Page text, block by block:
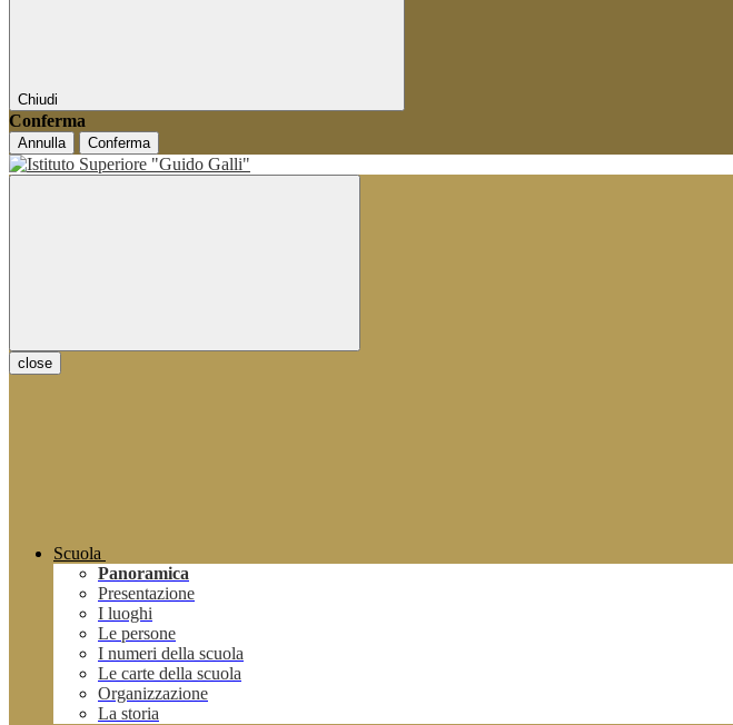
Chiudi
Conferma
Annulla Conferma
close
Scuola
Panoramica
Presentazione
I luoghi
Le persone
I numeri della scuola
Le carte della scuola
Organizzazione
La storia